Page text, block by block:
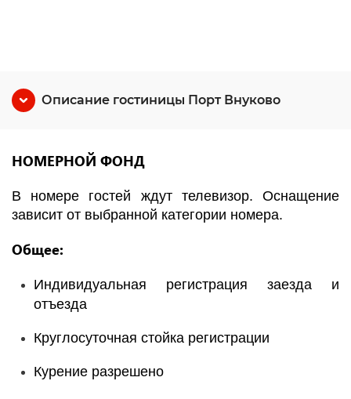
Описание гостиницы Порт Внуково
НОМЕРНОЙ ФОНД
В номере гостей ждут телевизор. Оснащение
зависит от выбранной категории номера.
Общее:
Индивидуальная регистрация заезда и
отъезда
Круглосуточная стойка регистрации
Курение разрешено